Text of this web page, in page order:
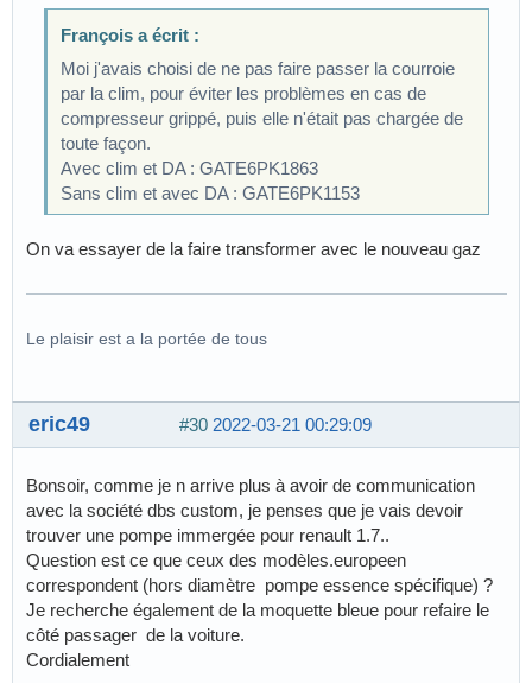
François a écrit :
Moi j'avais choisi de ne pas faire passer la courroie
par la clim, pour éviter les problèmes en cas de
compresseur grippé, puis elle n'était pas chargée de
toute façon.
Avec clim et DA : GATE6PK1863
Sans clim et avec DA : GATE6PK1153
On va essayer de la faire transformer avec le nouveau gaz
Le plaisir est a la portée de tous
#30 2022-03-21 00:29:09
eric49
Bonsoir, comme je n arrive plus à avoir de communication
avec la société dbs custom, je penses que je vais devoir
trouver une pompe immergée pour renault 1.7..
Question est ce que ceux des modèles.europeen
correspondent (hors diamètre pompe essence spécifique) ?
Je recherche également de la moquette bleue pour refaire le
côté passager de la voiture.
Cordialement